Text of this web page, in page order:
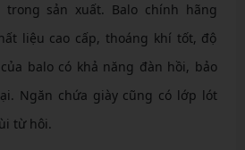
sản xuất. Balo chính hãng
liệu cao cấp, thoáng khí tốt, độ
balo có khả năng đàn hồi, bảo
Ngăn chứa giày cũng có lớp lót
từ hôi.